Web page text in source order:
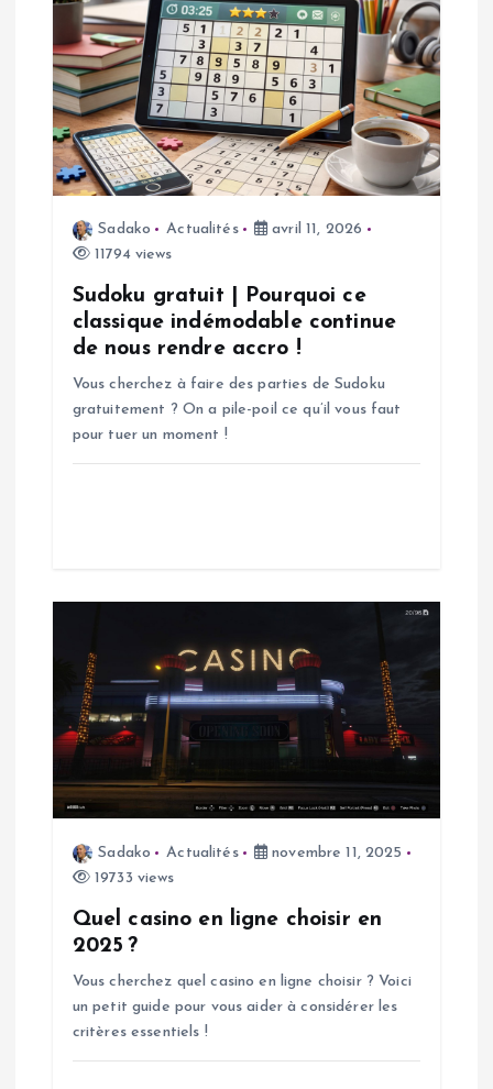
o
n
d
e
Sadako Actualités
avril 11, 2026
11794 views
Sudoku gratuit | Pourquoi ce
classique indémodable continue
de nous rendre accro !
Vous cherchez à faire des parties de Sudoku
gratuitement ? On a pile-poil ce qu’il vous faut
pour tuer un moment !
Sadako Actualités
novembre 11, 2025
19733 views
Quel casino en ligne choisir en
2025 ?
Vous cherchez quel casino en ligne choisir ? Voici
un petit guide pour vous aider à considérer les
critères essentiels !